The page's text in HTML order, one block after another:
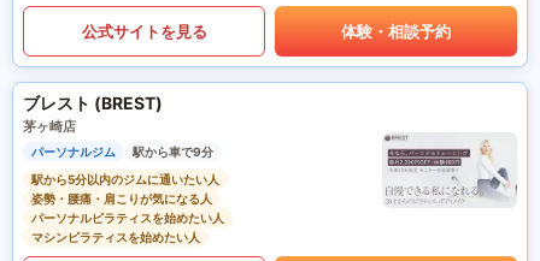
公式サイトを見る 体験・相談予約
ブレスト (BREST)
茅ヶ崎店
パーソナルジム
駅から車で9分
駅から5分以内のジムに通いたい人
姿勢・腰痛・肩こりが気になる人
パーソナルピラティスを始めたい人
マシンピラティスを始めたい人